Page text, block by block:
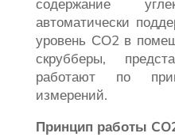
содержание
автоматически
уровень СО2 в
скрубберы,
работают по
измерений.
Принцип работы